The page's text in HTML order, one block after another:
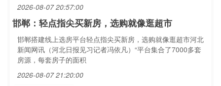
2026-08-07 20:57:00
邯郸：轻点指尖买新房，选购就像逛超市
邯郸搭建线上选房平台轻点指尖买新房，选购就像逛超市河北
新闻网讯（河北日报见习记者冯依凡）“平台集合了7000多套
房源，每套房子的面积
2026-08-07 21:20:00